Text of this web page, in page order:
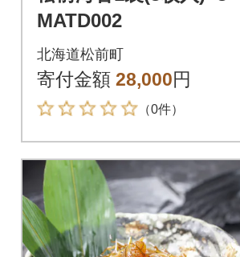
MATD002
北海道松前町
寄付金額 28,000円
（0件）